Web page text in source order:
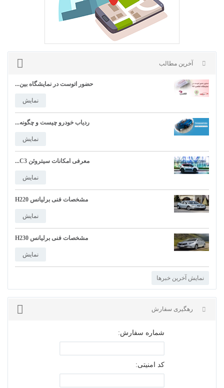
آخرین مطالب
حضور اتوست در نمایشگاه بین...
نمایش
ردیاب خودرو چیست و چگونه...
نمایش
معرفی امکانات سیتروئن C3...
نمایش
مشخصات فنی برلیانس H220
نمایش
مشخصات فنی برلیانس H230
نمایش
نمایش آخرین خبرها
شماره سفارش:
کد امنیتی: